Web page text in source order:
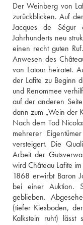
Der Weinberg von
zurückblicken. Auf
Jacques de
Jahrhunderts neu
einen recht guten
Anwesen des
von Latour heiratet.
der Lafite zu Beginn
und Renommee
auf der anderen
dann zum „Wein der
Nach dem Tod
mehrerer
versteigert. Die
Arbeit der
wird Château Lafite
1868 erwirbt Baron
bei einer Auktion.
geblieben.
(tiefer Kiesboden,
Kalkstein ruht) lässt